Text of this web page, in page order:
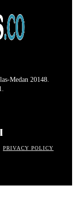
Medan 20148.
PRIVACY POLICY